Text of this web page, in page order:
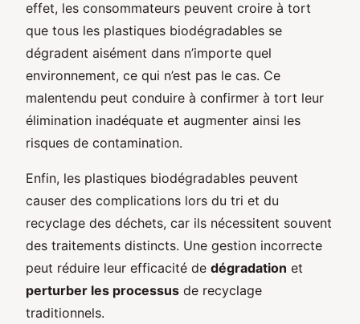
effet, les consommateurs peuvent croire à tort
que tous les plastiques biodégradables se
dégradent aisément dans n’importe quel
environnement, ce qui n’est pas le cas. Ce
malentendu peut conduire à confirmer à tort leur
élimination inadéquate et augmenter ainsi les
risques de contamination.
Enfin, les plastiques biodégradables peuvent
causer des complications lors du tri et du
recyclage des déchets, car ils nécessitent souvent
des traitements distincts. Une gestion incorrecte
peut réduire leur efficacité de dégradation et
perturber les processus de recyclage
traditionnels.